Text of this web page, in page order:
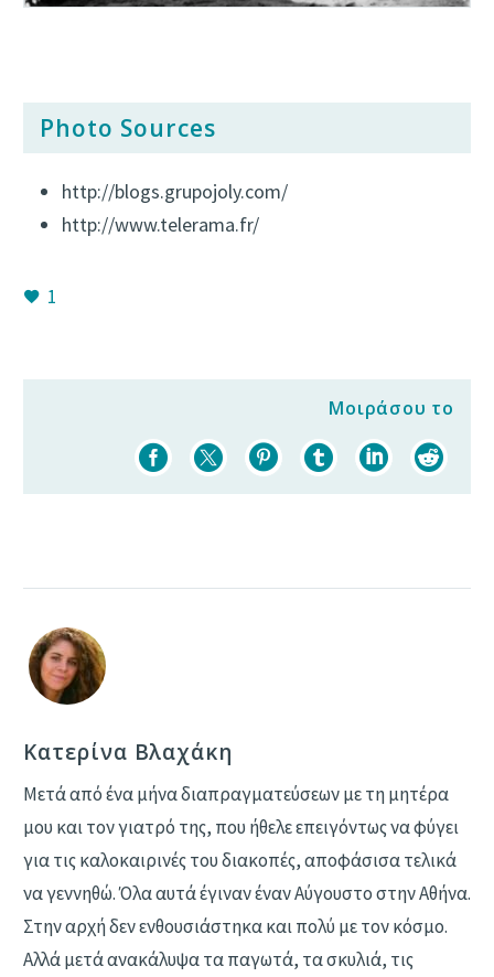
Photo Sources
http://blogs.grupojoly.com/
http://www.telerama.fr/
1
Μοιράσου το
Κατερίνα Βλαχάκη
Μετά από ένα μήνα διαπραγματεύσεων με τη μητέρα
μου και τον γιατρό της, που ήθελε επειγόντως να φύγει
για τις καλοκαιρινές του διακοπές, αποφάσισα τελικά
να γεννηθώ. Όλα αυτά έγιναν έναν Αύγουστο στην Αθήνα.
Στην αρχή δεν ενθουσιάστηκα και πολύ με τον κόσμο.
Αλλά μετά ανακάλυψα τα παγωτά, τα σκυλιά, τις